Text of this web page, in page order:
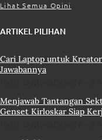
Lihat Semua Opini
ARTIKEL PILIHAN
Cari Laptop untuk
Jawabannya
Menjawab Tantangan
Genset Kirloskar Siap